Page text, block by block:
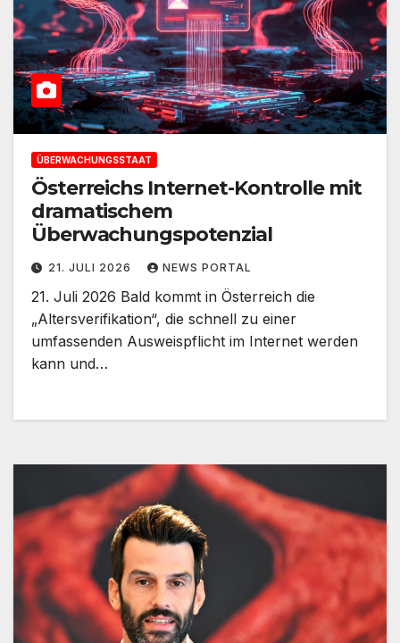
ÜBERWACHUNGSSTAAT
Österreichs Internet-Kontrolle mit
dramatischem
Überwachungspotenzial
21. JULI 2026 NEWS PORTAL
21. Juli 2026 Bald kommt in Österreich die
„Altersverifikation“, die schnell zu einer
umfassenden Ausweispflicht im Internet werden
kann und…